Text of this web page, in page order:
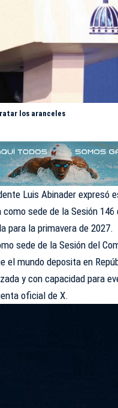
los aranceles
Luis Abinader expresó
sede de la Sesión
para la primavera de 2027.
sede de la Sesión del
el mundo deposita en
y con capacidad para
oficial de X.